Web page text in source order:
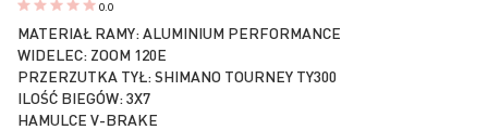
0.0
MATERIAŁ RAMY: ALUMINIUM PERFORMANCE
WIDELEC: ZOOM 120E
PRZERZUTKA TYŁ: SHIMANO TOURNEY TY300
ILOŚĆ BIEGÓW: 3X7
HAMULCE V-BRAKE